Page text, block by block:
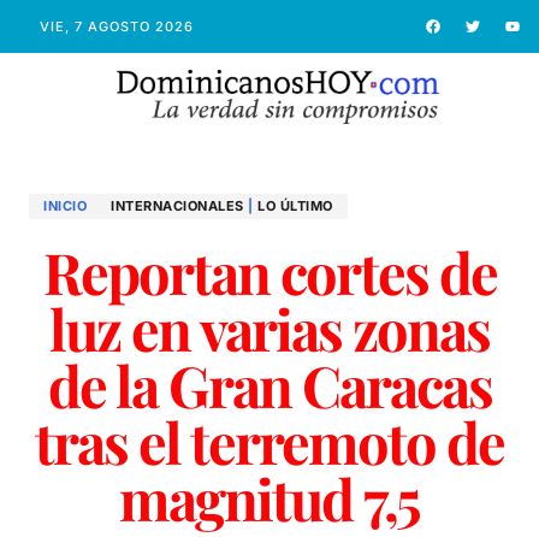
VIE, 7 AGOSTO 2026
INICIO INTERNACIONALES LO ÚLTIMO
Reportan cortes de
luz en varias zonas
de la Gran Caracas
tras el terremoto de
magnitud 7,5